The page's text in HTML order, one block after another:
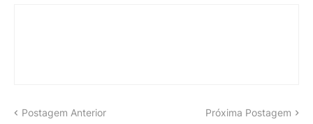
Postagem Anterior Próxima Postagem